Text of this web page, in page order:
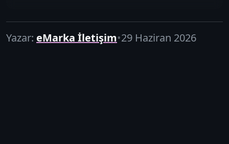
Yazar: eMarka İletişim•29 Haziran 2026